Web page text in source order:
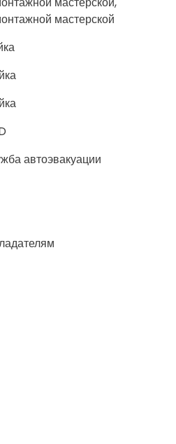
мастерской
автоэвакуации